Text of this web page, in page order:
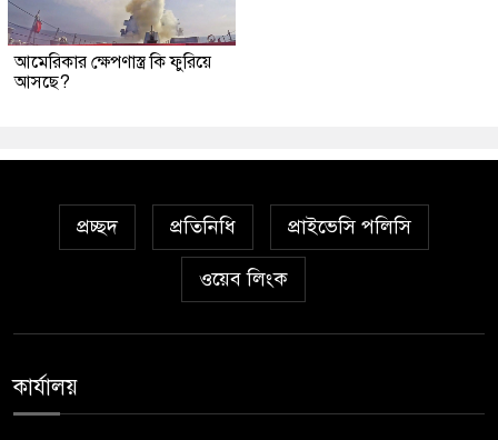
আমেরিকার ক্ষেপণাস্ত্র কি ফুরিয়ে
আসছে?
প্রচ্ছদ প্রতিনিধি প্রাইভেসি পলিসি
ওয়েব লিংক
কার্যালয়